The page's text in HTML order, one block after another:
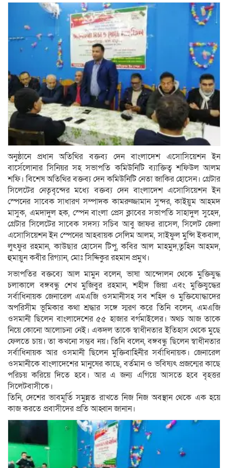
অনুষ্ঠানে প্রধান অতিথির বক্তব্য দেন বাংলাদেশ এসোসিয়েশন ইন
বার্সেলোনার সিনিয়র সহ সভাপতি কমিউনিটি ব্যাক্তিত্ব শফিউল আলম
শফি। বিশেষ অতিথির বক্তব্য দেন কমিউনিটি নেতা জাকির হোসেন। গ্রেটার
সিলেটের নেতৃবৃন্দের মধ্যে বক্তব্য দেন বাংলাদেশ এসোসিয়েশন ইন
স্পেনের সাবেক সাধারণ সম্পাদক কামরুজ্জামান সুন্দর, কাইয়ুম আহমদ
মাসুক, এমদাদুল হক, স্পেন বাংলা প্রেস ক্লাবের সভাপতি সাহাদুল সুহেদ,
গ্রেটার সিলেটের সাবেক সদস্য সচিব আবু জাফর রাসেল, সিলেট জেলা
এসোসিয়েশন ইন স্পেনের আহবায়ক সেলিম আলম, সাইফুল মুন্সি ইকবাল,
লুৎফুর রহমান, কাউছার হোসেন টিপু, কবির আল মাহমুদ,তুহিন আহমদ,
হুমায়ুন কবীর রিগ্যান, মোঃ সিদ্দিকুর রহমান প্রমুখ।
সভাপতির বক্তব্যে আল মামুন বলেন, ভাষা আন্দোলন থেকে মুক্তিযুদ্ধ
চলাকালে বঙ্গবন্ধু শেখ মুজিবুর রহমান, শহীদ জিয়া এবং মুক্তিযুদ্ধের
সর্বাধিনায়ক জেনারেল এমএজি ওসমানীসহ সব শহিদ ও মুক্তিযোদ্ধাদের
অপরিসীম ভূমিকার কথা শ্রদ্ধার সঙ্গে স্মরণ করে তিনি বলেন, এমএজি
ওসমানী ছিলেন বাংলাদেশের ৫৫ হাজার বর্গমাইলের। অথচ আজ তাকে
নিয়ে কোনো আলোচনা নেই। একদল তাকে স্বাধীনতার ইতিহাস থেকে মুছে
ফেলতে চায়। তা কখনো সম্ভব নয়। তিনি বলেন, বঙ্গবন্ধু ছিলেন স্বাধীনতার
সর্বাধিনায়ক আর ওসমানী ছিলেন মুক্তিবাহিনীর সর্বাধিনায়ক। জেনারেল
ওসমানীকে বাংলাদেশের মানুষের কাছে, বর্তমান ও ভবিষ্যৎ প্রজন্মের কাছে
পরিচয় করিয়ে দিতে হবে। আর এ জন্য এগিয়ে আসতে হবে বৃহত্তর
সিলেটবাসীকে।
তিনি, দেশের ভাবমূর্তি সমুন্নত রাখতে নিজ নিজ অবস্থান থেকে এক হয়ে
কাজ করতে প্রবাসীদের প্রতি আহ্বান জানান।